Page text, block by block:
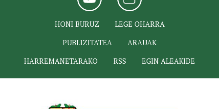
HONI BURUZ
LEGE OHARRA
PUBLIZITATEA
ARAUAK
HARREMANETARAKO
RSS EGIN ALEAKIDE